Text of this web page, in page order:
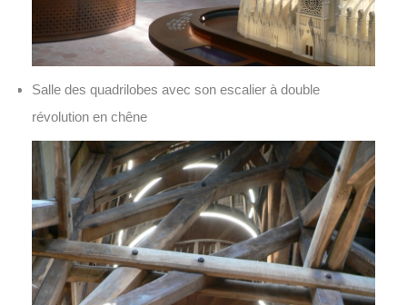
Salle des quadrilobes avec son escalier à double
révolution en chêne